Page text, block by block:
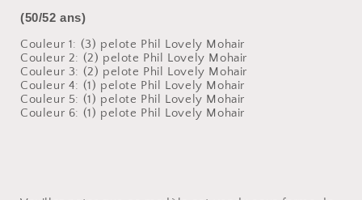
(50/52 ans)
Couleur 1: (3) pelote Phil Lovely Mohair
Couleur 2: (2) pelote Phil Lovely Mohair
Couleur 3: (2) pelote Phil Lovely Mohair
Couleur 4: (1) pelote Phil Lovely Mohair
Couleur 5: (1) pelote Phil Lovely Mohair
Couleur 6: (1) pelote Phil Lovely Mohair